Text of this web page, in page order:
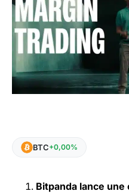
BTC+0,00%
Bitpanda lance